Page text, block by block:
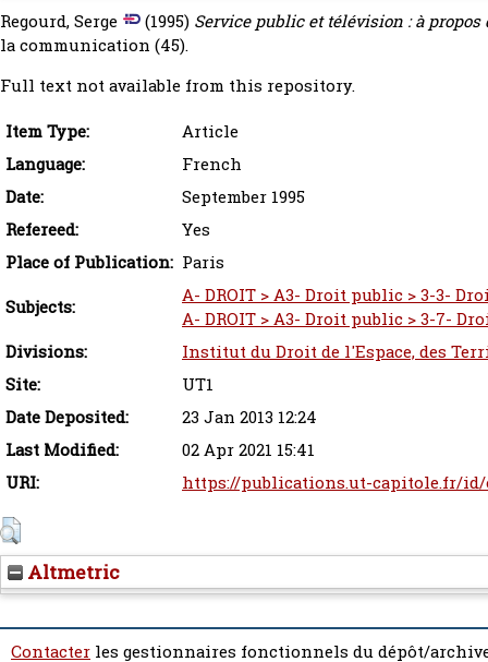
Regourd, Serge (1995) Service public et télévision : à
la communication (45).
Full text not available from this repository.
Item Type:
Article
Language:
French
Date:
September 1995
Refereed:
Yes
Place of Publication: Paris
Subjects:
A- DROIT > A3- Droit public > 3-3-
A- DROIT > A3- Droit public > 3-7-
Divisions:
Institut du Droit de l'Espace, des
Site:
UT1
Date Deposited:
23 Jan 2013 12:24
Last Modified:
02 Apr 2021 15:41
URI:
https://publications.ut-capitole.fr/
Altmetric
Contacter les gestionnaires fonctionnels du dépôt/